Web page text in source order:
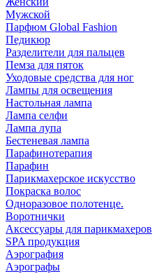
Мужской
Парфюм Global Fashion
Педикюр
Разделители для пальцев
Пемза для пяток
Уходовые средства для ног
Лампы для освещения
Настольная лампа
Лампа селфи
Лампа лупа
Бестеневая лампа
Парафинотерапия
Парафин
Парикмахерское искусство
Покраска волос
Одноразовое полотенце.
Воротнички
Аксессуары для парикмахеров
SPA продукция
Аэрография
Аэрографы